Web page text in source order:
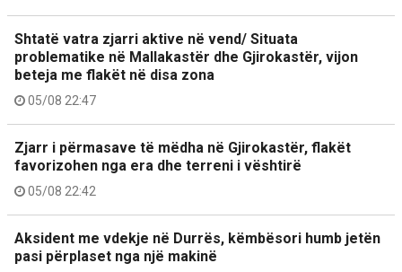
Shtatë vatra zjarri aktive në vend/ Situata
problematike në Mallakastër dhe Gjirokastër, vijon
beteja me flakët në disa zona
05/08 22:47
Zjarr i përmasave të mëdha në Gjirokastër, flakët
favorizohen nga era dhe terreni i vështirë
05/08 22:42
Aksident me vdekje në Durrës, këmbësori humb jetën
pasi përplaset nga një makinë